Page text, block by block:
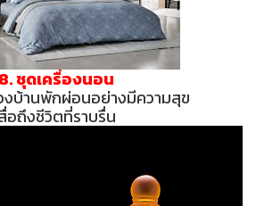
8. ชุดเครื่องนอน
งบ้านพักผ่อนอย่างมีความสุข
อถึงชีวิตที่ราบรื่น